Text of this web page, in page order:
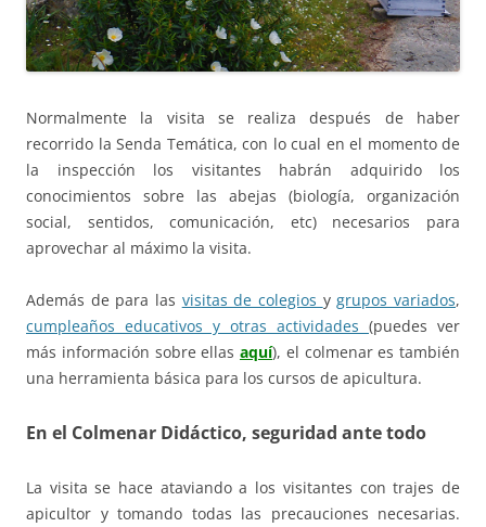
Normalmente la visita se realiza después de haber
recorrido la Senda Temática, con lo cual en el momento de
la inspección los visitantes habrán adquirido los
conocimientos sobre las abejas (biología, organización
social, sentidos, comunicación, etc) necesarios para
aprovechar al máximo la visita.
Además de para las visitas de colegios ygrupos variados,
cumpleaños educativos y otras actividades (puedes ver
más información sobre ellas aquí), el colmenar es también
una herramienta básica para los cursos de apicultura.
En el Colmenar Didáctico, seguridad ante todo
La visita se hace ataviando a los visitantes con trajes de
apicultor y tomando todas las precauciones necesarias.